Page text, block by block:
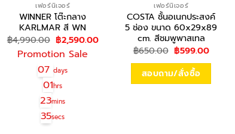
เฟอร์นิเจอร์
WINNER โต๊ะกลาง
KARLMAR สี WN
฿4,990.00 Original
price
was:
฿4,990.00.
฿2,590.00Current
฿2,590.00.
Promotion Sale
07days
01hrs
23mins
35secs
เฟอร์นิเจอร์
COSTA ชั้นอเนกประสงค์
5 ช่อง ขนาด 60x29x89
cm. สีชมพูพาสเทล
฿650.00 Original
price
was:
฿650.00.
฿599.00Current
is:
สอบถาม/สั่งซื้อ